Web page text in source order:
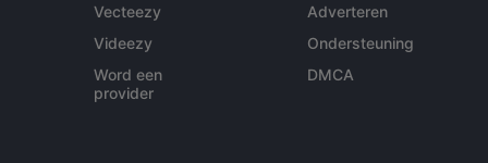
Vecteezy
Videezy
Word een
provider
Adverteren
Ondersteuning
DMCA